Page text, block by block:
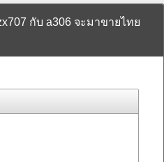
กับ a306 จะมาขายไทย